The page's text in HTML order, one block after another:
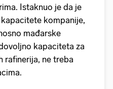
Istaknuo je da je
kompanije,
mađarske
kapaciteta za
rafinerija, ne treba